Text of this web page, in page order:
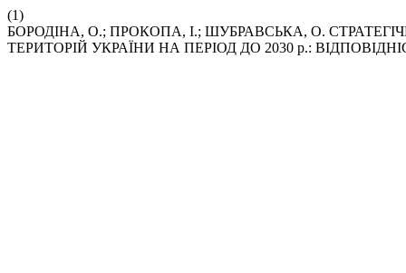
(1)
БОРОДІНА, О.; ПРОКОПА, І.; ШУБРАВСЬКА, О.
ТЕРИТОРІЙ УКРАЇНИ НА ПЕРІОД ДО 2030 р.: